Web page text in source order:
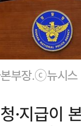
본부장.ⓒ뉴시스
·지급이